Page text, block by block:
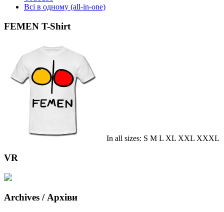
Всі в одному (all-in-one)
FEMEN T-Shirt
In all sizes: S M L XL XXL XXXL
VR
Archives / Архіви